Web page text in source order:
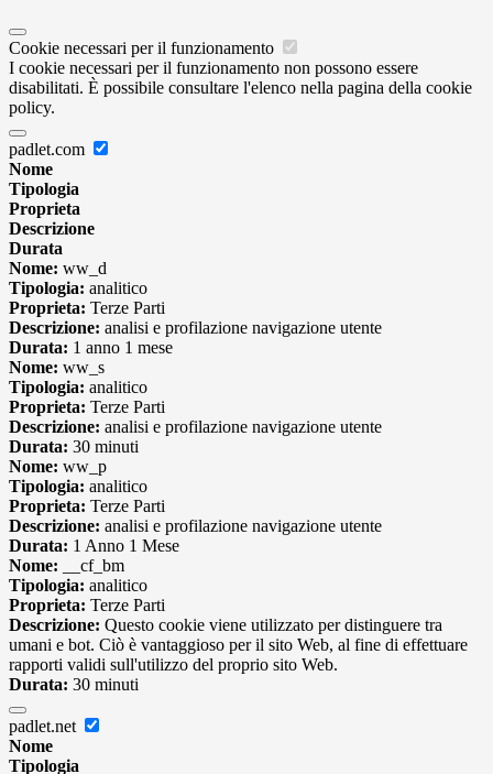
Cookie necessari per il funzionamento
I cookie necessari per il funzionamento non possono essere
disabilitati. È possibile consultare l'elenco nella pagina della cookie
policy.
padlet.com
Nome
Tipologia
Proprieta
Descrizione
Durata
Nome: ww_d
Tipologia: analitico
Proprieta: Terze Parti
Descrizione: analisi e profilazione navigazione utente
Durata: 1 anno 1 mese
Nome: ww_s
Tipologia: analitico
Proprieta: Terze Parti
Descrizione: analisi e profilazione navigazione utente
Durata: 30 minuti
Nome: ww_p
Tipologia: analitico
Proprieta: Terze Parti
Descrizione: analisi e profilazione navigazione utente
Durata: 1 Anno 1 Mese
Nome: __cf_bm
Tipologia: analitico
Proprieta: Terze Parti
Descrizione: Questo cookie viene utilizzato per distinguere tra
umani e bot. Ciò è vantaggioso per il sito Web, al fine di effettuare
rapporti validi sull'utilizzo del proprio sito Web.
Durata: 30 minuti
padlet.net
Nome
Tipologia